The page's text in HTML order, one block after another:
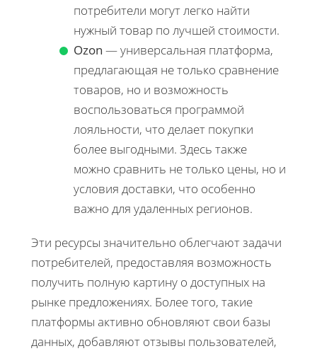
потребители могут легко найти
нужный товар по лучшей стоимости.
Ozon — универсальная платформа,
предлагающая не только сравнение
товаров, но и возможность
воспользоваться программой
лояльности, что делает покупки
более выгодными. Здесь также
можно сравнить не только цены, но и
условия доставки, что особенно
важно для удаленных регионов.
Эти ресурсы значительно облегчают задачи
потребителей, предоставляя возможность
получить полную картину о доступных на
рынке предложениях. Более того, такие
платформы активно обновляют свои базы
данных, добавляют отзывы пользователей,